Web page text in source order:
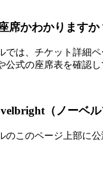
席かわかりますか
では、チケット詳細
公式の座席表を確認し
（ノーベ
のこのページ上部に